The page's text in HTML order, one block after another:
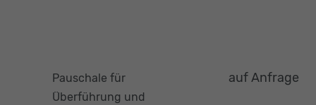
Pauschale für
Überführung und
auf Anfrage